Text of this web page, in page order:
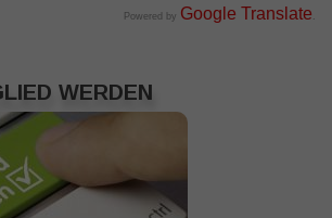
Powered by Google Translate .
WERDEN